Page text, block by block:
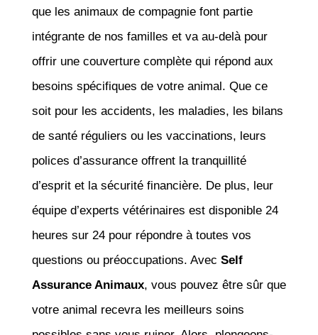
que les animaux de compagnie font partie
intégrante de nos familles et va au-delà pour
offrir une couverture complète qui répond aux
besoins spécifiques de votre animal. Que ce
soit pour les accidents, les maladies, les bilans
de santé réguliers ou les vaccinations, leurs
polices d’assurance offrent la tranquillité
d’esprit et la sécurité financière. De plus, leur
équipe d’experts vétérinaires est disponible 24
heures sur 24 pour répondre à toutes vos
questions ou préoccupations. Avec Self
Assurance Animaux, vous pouvez être sûr que
votre animal recevra les meilleurs soins